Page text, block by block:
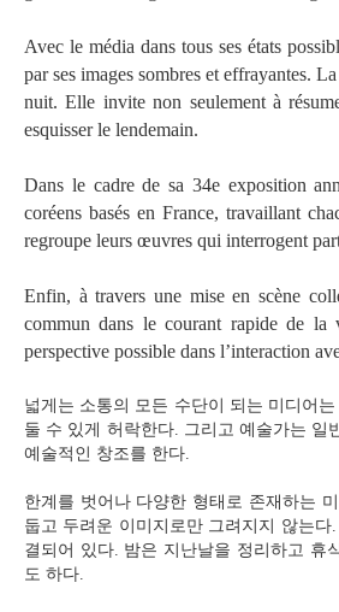
Avec le média dans tous ses états
par ses images sombres et effrayantes.
nuit. Elle invite non seulement à
esquisser le lendemain.
Dans le cadre de sa 34e exposition
coréens basés en France, travaillant
regroupe leurs œuvres qui interrogent
Enfin, à travers une mise en scène
commun dans le courant rapide de la
perspective possible dans l’interaction
넓게는 소통의 모든 수단이 되는 미디어
둘 수 있게 허락한다. 그리고 예술가는 일
예술적인 창조를 한다.
한계를 벗어나 다양한 형태로 존재하는
둡고 두려운 이미지로만 그려지지 않는
결되어 있다. 밤은 지난날을 정리하고 휴
도 하다.